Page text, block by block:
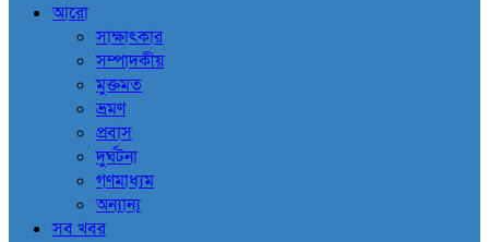
আরো
সাক্ষাৎকার
সম্পাদকীয়
মুক্তমত
ভ্রমণ
প্রবাস
দুর্ঘটনা
গণমাধ্যম
অন্যান্য
সব খবর